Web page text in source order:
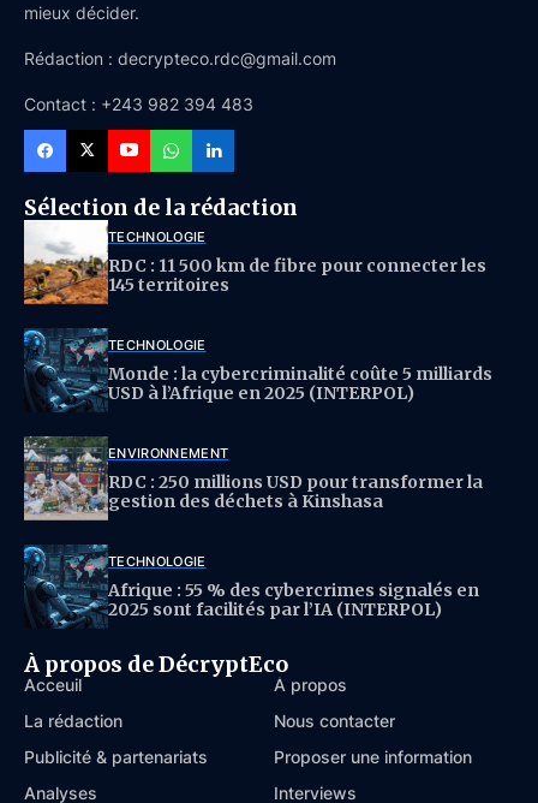
mieux décider.
Rédaction : decrypteco.rdc@gmail.com
Contact : +243 982 394 483
Sélection de la rédaction
TECHNOLOGIE
RDC : 11 500 km de fibre pour connecter les
145 territoires
TECHNOLOGIE
Monde : la cybercriminalité coûte 5 milliards
USD à l’Afrique en 2025 (INTERPOL)
ENVIRONNEMENT
RDC : 250 millions USD pour transformer la
gestion des déchets à Kinshasa
TECHNOLOGIE
Afrique : 55 % des cybercrimes signalés en
2025 sont facilités par l’IA (INTERPOL)
À propos de DécryptEco
Acceuil
À propos
La rédaction
Nous contacter
Publicité & partenariats
Proposer une information
Analyses
Interviews